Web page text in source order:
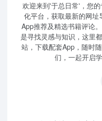
欢迎来到'于总日常'，您
化平台，获取最新的网
App推荐及精选书籍评论
是寻找灵感与知识，这里
站，下载配套App，随时
们，一起开启